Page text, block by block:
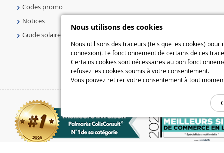
Nous utilisons des cookies
Nous utilisons des traceurs (tels que les cookies)
connexion). Le fonctionnement de certains de ces
Certains cookies sont nécessaires au bon
refusez les cookies soumis à votre consentement.
Vous pouvez retirer votre consentement à tout
Codes promo
Notices
Guide solaire